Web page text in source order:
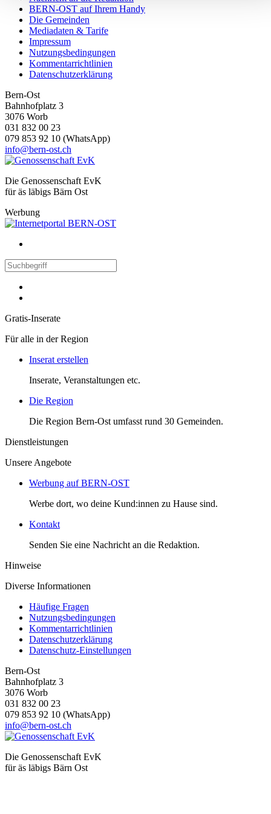
personalisieren, Funktionen für soziale Medien anbieten zu
können und die Zugriffe auf unsere Website zu analysieren.
Außerdem geben wir Informationen zu Ihrer Verwendung
unserer Website an unsere Partner für soziale Medien,
Werbung und Analysen weiter. Unsere Partner führen diese
Informationen möglicherweise mit weiteren Daten
die Sie ihnen bereitgestellt haben oder die sie im Rahmen
Ihrer Nutzung der Dienste gesammelt haben.
BERN-OST auf Ihrem Handy
Die Gemeinden
Mediadaten & Tarife
Impressum
Nutzungsbedingungen
Kommentarrichtlinien
Datenschutzerklärung
Bern-Ost
Bahnhofplatz 3
3076 Worb
031 832 00 23
079 853 92 10 (WhatsApp)
info@bern-ost.ch
Die Genossenschaft EvK
für äs läbigs Bärn Ost
Werbung
Gratis-Inserate
Für alle in der Region
Inserat erstellen
Inserate, Veranstaltungen etc.
Die Region
Die Region Bern-Ost umfasst rund 30 Gemeinden.
Dienstleistungen
Unsere Angebote
Werbung auf BERN-OST
Werbe dort, wo deine Kund:innen zu Hause sind.
Kontakt
Senden Sie eine Nachricht an die Redaktion.
Hinweise
Diverse Informationen
Häufige Fragen
Nutzungsbedingungen
Kommentarrichtlinien
Datenschutzerklärung
Datenschutz-Einstellungen
Bern-Ost
Bahnhofplatz 3
3076 Worb
031 832 00 23
079 853 92 10 (WhatsApp)
info@bern-ost.ch
Die Genossenschaft EvK
für äs läbigs Bärn Ost